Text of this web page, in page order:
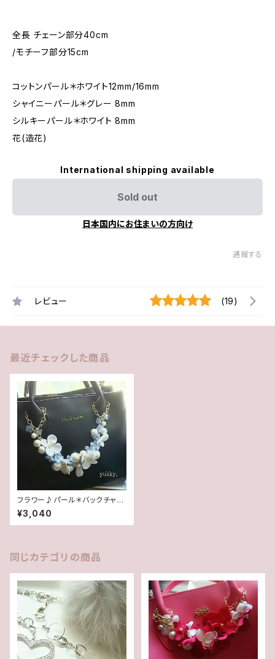
全長 チェーン部分40cm
/モチーフ部分15cm
コットンパール＊ホワイト12mm/16mm
シャイニーパール＊グレー 8mm
シルキーパール＊ホワイト 8mm
花(造花)
International shipping available
Sold out
日本国内にお住まいの方向け
通報する
レビュー (19)
最近チェックした商品
フラワー♪パール＊バックチャー
ム (ブルー×ホワイト系)
¥3,040
同じカテゴリの商品